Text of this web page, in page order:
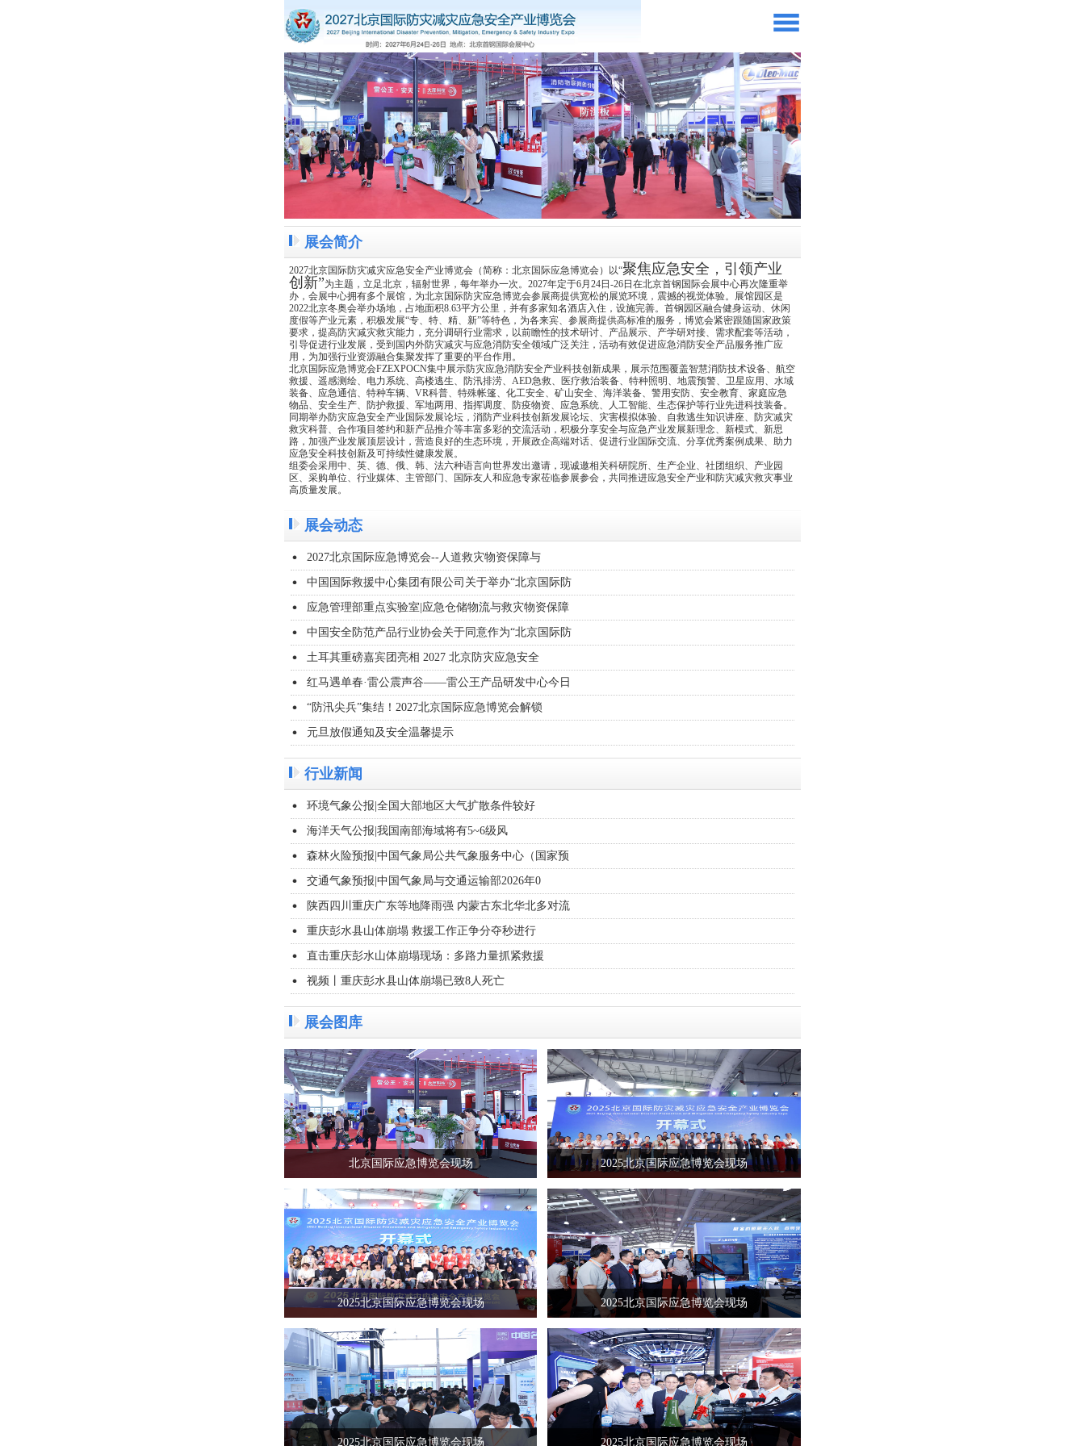
展会简介
2027北京国际防灾减灾应急安全产业博览会（简称：北京国际应急博览会）以“聚焦应急安全，引领产业
创新”为主题，立足北京，辐射世界，每年举办一次。2027年定于6月24日-26日在北京首钢国际会展中心再次隆重举
办，会展中心拥有多个展馆，为北京国际防灾应急博览会参展商提供宽松的展览环境，震撼的视觉体验。展馆园区是
2022北京冬奥会举办场地，占地面积8.63平方公里，并有多家知名酒店入住，设施完善。首钢园区融合健身运动、休闲
度假等产业元素，积极发展“专、特、精、新”等特色，为各来宾、参展商提供高标准的服务，博览会紧密跟随国家政策
要求，提高防灾减灾救灾能力，充分调研行业需求，以前瞻性的技术研讨、产品展示、产学研对接、需求配套等活动，
引导促进行业发展，受到国内外防灾减灾与应急消防安全领域广泛关注，活动有效促进应急消防安全产品服务推广应
用，为加强行业资源融合集聚发挥了重要的平台作用。
北京国际应急博览会FZEXPOCN集中展示防灾应急消防安全产业科技创新成果，展示范围覆盖智慧消防技术设备、航空
救援、遥感测绘、电力系统、高楼逃生、防汛排涝、AED急救、医疗救治装备、特种照明、地震预警、卫星应用、水域
装备、应急通信、特种车辆、VR科普、特殊帐篷、化工安全、矿山安全、海洋装备、警用安防、安全教育、家庭应急
物品、安全生产、防护救援、军地两用、指挥调度、防疫物资、应急系统、人工智能、生态保护等行业先进科技装备。
同期举办防灾应急安全产业国际发展论坛，消防产业科技创新发展论坛、灾害模拟体验、自救逃生知识讲座、防灾减灾
救灾科普、合作项目签约和新产品推介等丰富多彩的交流活动，积极分享安全与应急产业发展新理念、新模式、新思
路，加强产业发展顶层设计，营造良好的生态环境，开展政企高端对话、促进行业国际交流、分享优秀案例成果、助力
应急安全科技创新及可持续性健康发展。
组委会采用中、英、德、俄、韩、法六种语言向世界发出邀请，现诚邀相关科研院所、生产企业、社团组织、产业园
区、采购单位、行业媒体、主管部门、国际友人和应急专家莅临参展参会，共同推进应急安全产业和防灾减灾救灾事业
高质量发展。
展会动态
2027北京国际应急博览会--人道救灾物资保障与
中国国际救援中心集团有限公司关于举办“北京国际防
应急管理部重点实验室|应急仓储物流与救灾物资保障
中国安全防范产品行业协会关于同意作为“北京国际防
土耳其重磅嘉宾团亮相 2027 北京防灾应急安全
红马遇单春·雷公震声谷——雷公王产品研发中心今日
“防汛尖兵”集结！2027北京国际应急博览会解锁
元旦放假通知及安全温馨提示
行业新闻
环境气象公报|全国大部地区大气扩散条件较好
海洋天气公报|我国南部海域将有5~6级风
森林火险预报|中国气象局公共气象服务中心（国家预
交通气象预报|中国气象局与交通运输部2026年0
陕西四川重庆广东等地降雨强 内蒙古东北华北多对流
重庆彭水县山体崩塌 救援工作正争分夺秒进行
直击重庆彭水山体崩塌现场：多路力量抓紧救援
视频丨重庆彭水县山体崩塌已致8人死亡
展会图库
北京国际应急博览会现场 2025北京国际应急博览会现场
2025北京国际应急博览会现场 2025北京国际应急博览会现场
2025北京国际应急博览会现场 2025北京国际应急博览会现场